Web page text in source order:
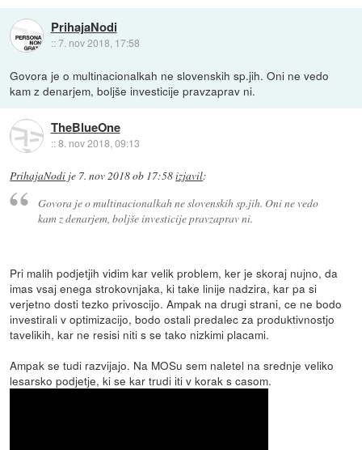
PrihajaNodi
::7. nov 2018, 17:58
Govora je o multinacionalkah ne slovenskih sp.jih. Oni ne vedo
kam z denarjem, boljše investicije pravzaprav ni.
TheBlueOne
::8. nov 2018, 09:13
PrihajaNodi je 7. nov 2018 ob 17:58izjavil:
Govora je o multinacionalkah ne slovenskih sp.jih. Oni ne vedo
kam z denarjem, boljše investicije pravzaprav ni.
Pri malih podjetjih vidim kar velik problem, ker je skoraj nujno, da
imas vsaj enega strokovnjaka, ki take linije nadzira, kar pa si
verjetno dosti tezko privoscijo. Ampak na drugi strani, ce ne bodo
investirali v optimizacijo, bodo ostali predalec za produktivnostjo
tavelikih, kar ne resisi niti s se tako nizkimi placami.
Ampak se tudi razvijajo. Na MOSu sem naletel na srednje veliko
lesarsko podjetje, ki se kar trudi iti v korak s casom.